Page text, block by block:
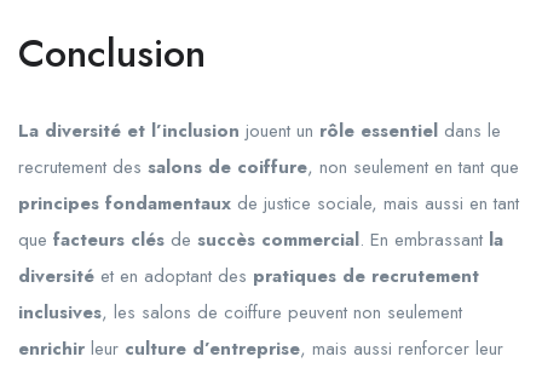
Conclusion
La diversité et l’inclusion jouent un rôle essentiel dans le
recrutement des salons de coiffure, non seulement en tant que
principes fondamentaux de justice sociale, mais aussi en tant
que facteurs clés de succès commercial. En embrassant la
diversité et en adoptant des pratiques de recrutement
inclusives, les salons de coiffure peuvent non seulement
enrichir leur culture d’entreprise, mais aussi renforcer leur